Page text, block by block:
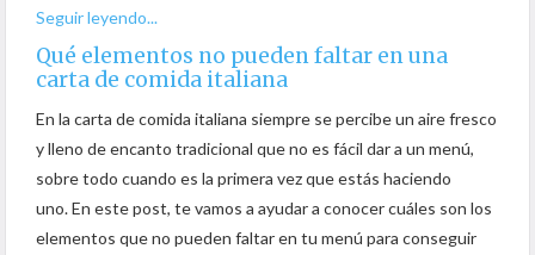
Seguir leyendo...
Qué elementos no pueden faltar en una
carta de comida italiana
En la carta de comida italiana siempre se percibe un aire fresco
y lleno de encanto tradicional que no es fácil dar a un menú,
sobre todo cuando es la primera vez que estás haciendo
uno. En este post, te vamos a ayudar a conocer cuáles son los
elementos que no pueden faltar en tu menú para conseguir